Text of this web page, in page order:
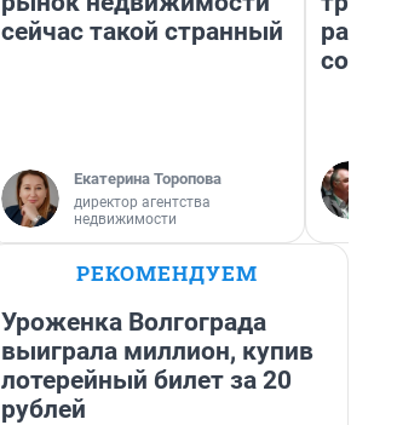
сейчас такой странный
Екатерина Торопова
директор агентства
недвижимости
РЕКОМЕНДУЕМ
Уроженка Волгограда
выиграла миллион, купив
лотерейный билет за 20
рублей